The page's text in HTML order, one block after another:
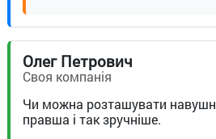
Олег Петрович
Своя компанія
Чи можна розташувати
правша і так зручніше.